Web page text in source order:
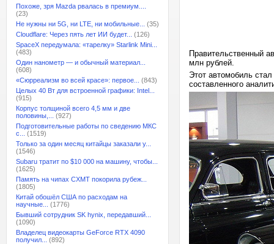
Похоже, зря Mazda рвалась в премиум....
(23)
Не нужны ни 5G, ни LTE, ни мобильные...
(35)
Cloudflare: Через пять лет ИИ будет...
(126)
SpaceX передумала: «тарелку» Starlink Mini...
(483)
Один нанометр — и обычный материал...
(608)
«Сюрреализм во всей красе»: первое...
(843)
Целых 40 Вт для встроенной графики: Intel...
(915)
Корпус толщиной всего 4,5 мм и две
половины,...
(927)
Подготовительные работы по сведению МКС
с...
(1519)
Только за один месяц китайцы заказали у...
(1546)
Subaru тратит по $10 000 на машину, чтобы...
(1625)
Память на чипах CXMT покорила рубеж...
(1805)
Китай обошёл США по расходам на
научные...
(1776)
Бывший сотрудник SK hynix, передавший...
(1090)
Владелец видеокарты GeForce RTX 4090
получил...
(892)
Правительственный
млн рублей.
Этот автомобиль
составленного